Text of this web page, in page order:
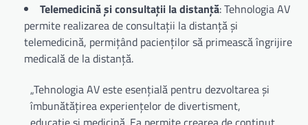
Telemedicină și consultații la distanță: Tehnologia AV
permite realizarea de consultații la distanță și
telemedicină, permițând pacienților să primească îngrijire
medicală de la distanță.
„Tehnologia AV este esențială pentru dezvoltarea și
îmbunătățirea experiențelor de divertisment,